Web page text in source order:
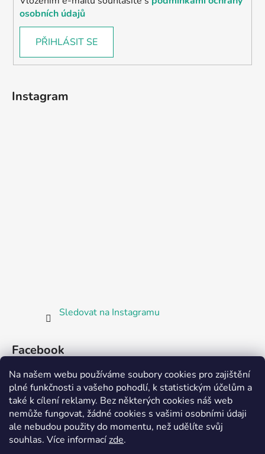
Na našem webu používáme soubory cookies pro zajištění
plné funkčnosti a vašeho pohodlí, k statistickým účelům a
také k cílení reklamy. Bez některých cookies náš web
nemůže fungovat, žádné cookies s vašimi osobními údaji
ale nebudou použity do momentu, než udělíte svůj
souhlas. Více informacízde.
osobních údajů
PŘIHLÁSIT SE
Instagram
Sledovat na Instagramu
Facebook
Partnerská prodejna Barefoot Plzeň